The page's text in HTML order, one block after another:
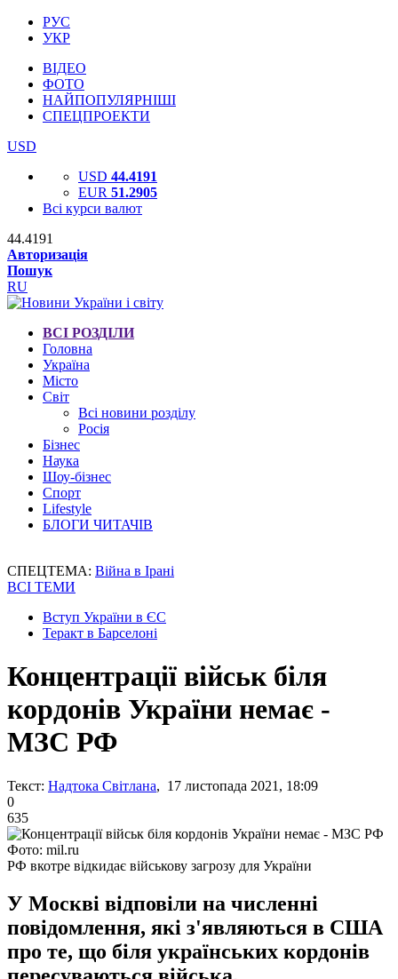
РУС
УКР
ВІДЕО
ФОТО
НАЙПОПУЛЯРНІШІ
СПЕЦПРОЕКТИ
USD
USD 44.4191
EUR 51.2905
Всі курси валют
44.4191
Авторизація
Пошук
RU
ВСІ РОЗДІЛИ
Головна
Україна
Місто
Світ
Всі новини розділу
Росія
Бізнес
Наука
Шоу-бізнес
Спорт
Lifestyle
БЛОГИ ЧИТАЧІВ
СПЕЦТЕМА: Війна в Ірані
ВСІ ТЕМИ
Вступ України в ЄС
Теракт в Барселоні
Концентрації військ біля
кордонів України немає -
МЗС РФ
Текст: Надтока Світлана, 17 листопада 2021, 18:09
0
635
Фото: mil.ru
РФ вкотре відкидає військову загрозу для України
У Москві відповіли на численні
повідомлення, які з'являються в США
про те, що біля українських кордонів